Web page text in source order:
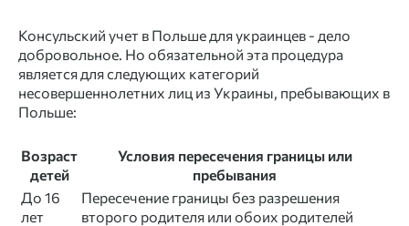
Консульский учет в Польше для украинцев - дело
добровольное. Но обязательной эта процедура
является для следующих категорий
несовершеннолетних лиц из Украины, пребывающих в
Польше:
Возраст
детей
Условия пересечения границы или
пребывания
До 16
лет
Пересечение границы без разрешения
второго родителя или обоих родителей